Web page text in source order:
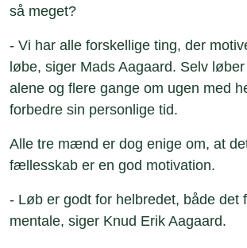
så meget?
- Vi har alle forskellige ting, der
løbe, siger Mads Aagaard. Selv
alene og flere gange om ugen med
forbedre sin personlige tid.
Alle tre mænd er dog enige om, at
fællesskab er en god motivation.
- Løb er godt for helbredet, både det
mentale, siger Knud Erik Aagaard.